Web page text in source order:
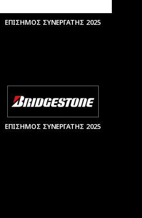
ΕΠΙΣΗΜΟΣ ΣΥΝΕΡΓΑΤΗΣ 2025
ΕΠΙΣΗΜΟΣ ΣΥΝΕΡΓΑΤΗΣ 2025